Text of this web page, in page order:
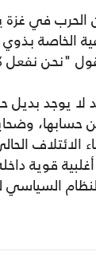
"في أحدث استطلاع
الخاصة بذوي
"نحن
لا يوجد
حسابها،
قوية
السياسي